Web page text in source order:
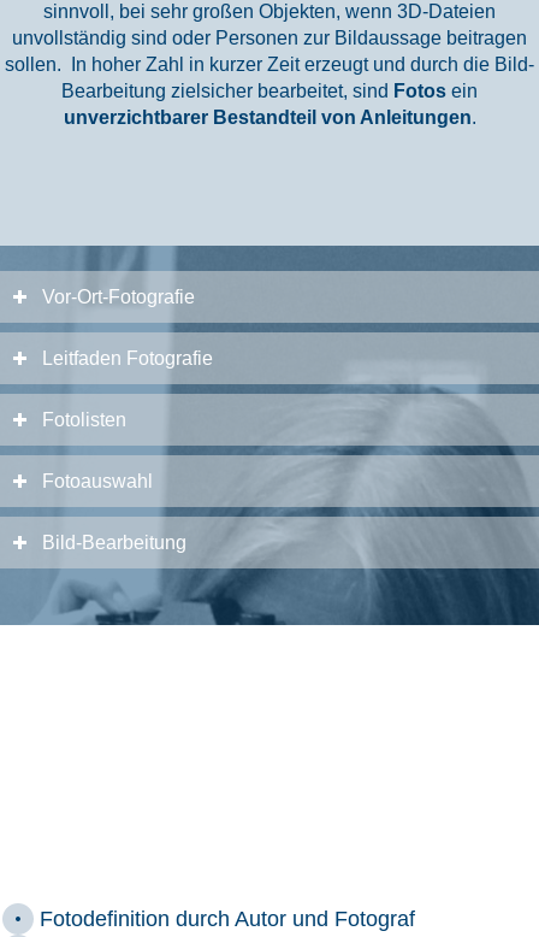
sinnvoll, bei sehr großen Objekten, wenn 3D-Dateien
unvollständig sind oder Personen zur Bildaussage beitragen
sollen.
In hoher Zahl in kurzer Zeit erzeugt und durch die Bild-
Bearbeitung zielsicher bearbeitet, sind Fotos ein
unverzichtbarer Bestandteil von Anleitungen.
Vor-Ort-Fotografie
Leitfaden Fotografie
Fotolisten
Fotoauswahl
Bild-Bearbeitung
Fotodefinition durch Autor und Fotograf